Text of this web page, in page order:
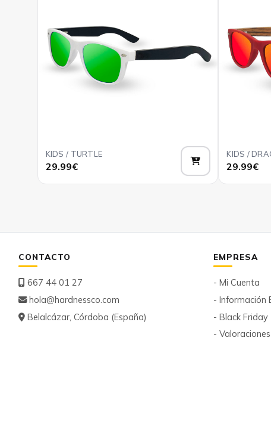
KIDS / TURTLE
29.99€ Añadir
KIDS /
29.99€
CONTACTO
667 44 01 27
hola@hardnessco.com
Belalcázar, Córdoba (España)
EMPRESA
- Mi Cuenta
- Información
- Black Friday
- Valoraciones